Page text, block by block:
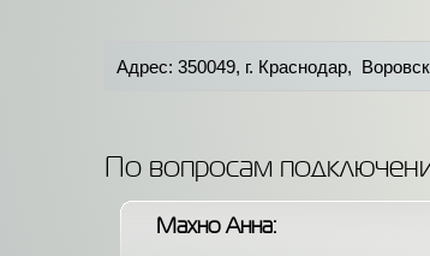
Адрес: 350049, г. Краснодар,
По вопросам
Махно Анна: